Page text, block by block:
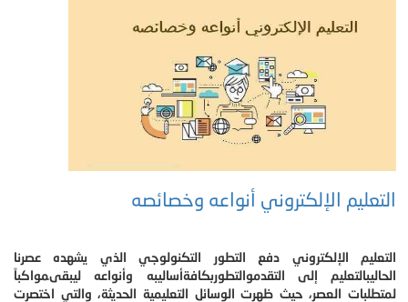
التعليم الإلكتروني أنواعه وخصائصه
التعليم الإلكتروني دفع التطور التكنولوجي الذي يشهده عصرنا
الحاليبالتعليم إلى التقدموالتطوربكافةأساليبه وأنواعه ليبقىمواكباً
لمتطلبات العصر، حيث ظهرت الوسائل التعليمية الحديثة، والتي اختصرت